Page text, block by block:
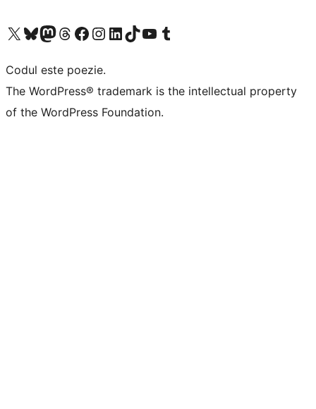
Mergi la contul nostru X (fost Twitter)
Vizitează contul nostru Bluesky
Vizitează contul nostru Mastodon
Vizitează contul nostru Threads
Vizitează pagina noastră Facebook
Vizitează-ne pe Instagram
Vizitează-ne pe LinkedIn
Vizitează contul nostru TikTok
Vizitează canalul nostru YouTube
Vizitează contul nostru Tumblr
Codul este poezie.
The WordPress® trademark is the intellectual property
of the WordPress Foundation.